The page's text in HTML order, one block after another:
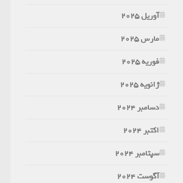
آوریل 2025
مارس 2025
فوریه 2025
ژانویه 2025
دسامبر 2024
اکتبر 2024
سپتامبر 2024
آگوست 2024